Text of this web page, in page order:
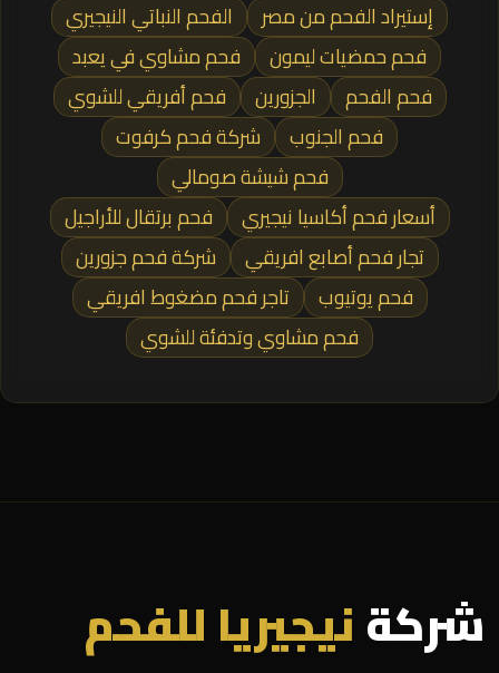
إستيراد الفحم من مصر
الفحم النباتي النيجيري
فحم حمضيات ليمون
فحم مشاوي في يعبد
فحم الفحم
الجزورين
فحم أفريقي للشوي
فحم الجنوب
شركة فحم كرفوت
فحم شيشة صومالي
أسعار فحم أكاسيا نيجيري
فحم برتقال للأراجيل
تجار فحم أصابع افريقي
شركة فحم جزورين
فحم يوتيوب
تاجر فحم مضغوط افريقي
فحم مشاوي وتدفئة للشوي
شركةنيجيريا للفحم